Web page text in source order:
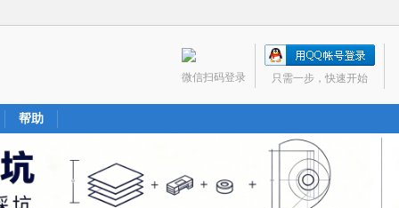
只需一步，快速开始
微信扫码登录
帮助